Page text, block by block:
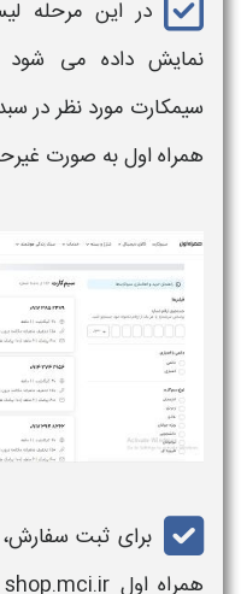
در این مرحله
نمایش داده می شود
سیمکارت مورد نظر در
همراه اول به صورت
برای ثبت
همراه اول